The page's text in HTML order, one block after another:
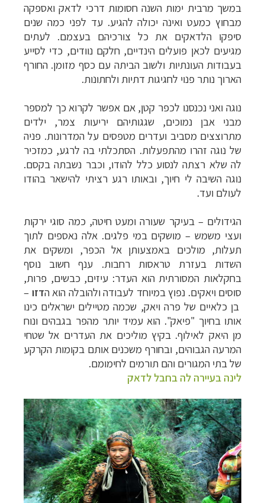
במשך מרבית ימות השנה חסומות דרכי לדאק ואספקה
מבחוץ כמעט ואינה יכולה להגיע. עד לפני כמה שנים
סיפקו הלדאקים את כל צורכיהם בעצמם. לעתים
מגיעים לכאן פועלים הינדיים, חלקם נוודים, כדי לסייע
בעבודות העונתיות ולשוב הביתה עם כסף מזומן. החורף
הארוך נותר פנוי לחגיגות דתיות ולחתונות.
נוגה ואני נכנסנו לכפר קטן, אם אפשר לקרוא כך למספר
מבני אבן נמוכים, שגגותיהם יריעות צמר, ילדים
מתרוצצים מסביב ועדרים מטפסים על המדרונות. פניה
של נוגה זהרו מהתפעלות. הסתכלתי בה לרגע, כמזכיר
לה שלא רצתה לנסוע כלל להודו, וכבר נשבתה בקסם.
נוגה השיבה לי חיוך, ובאותו רגע רציתי להישאר בהודו
לעולם ועד.
הגידולים– בעיקר שעורה ומעט חיטה, כמה סוגי ירקות
ועצי משמש –מושקים במי פלגים. אלה נאספים לתוך
תעלות, מולכים באמצעותן אל הכפר, ומשקים את
השדות בעזרת טראסות רחבות. ענף חשוב נוסף
בחקלאות המסורתית הוא העדר: עיזים, כבשים, פרות,
סוסים ויאקים. נפוץ במיוחד לעבודה ולהובלה הוא הדזו –
בן כלאיים של פרה ויאק, שכמה מטיילים ישראלים כינו
אותו בחיוך "פיאק". הוא עמיד יותר מהפר בגבהים ונוח
מן היאק לאילוף. בקיץ מוליכים את העדרים אל שטחי
המרעה הגבוהים, ובחורף משכנים אותם בקומות הקרקע
של בתי המגורים והם תורמים לחימומם.
לינה בעיירה לה בחבל לדאק
תכנון טיולים למזרח הרחוקלחצו לרשימת יעדים »
תכנוןטיולים לפולינזיה הצרפתית
ההצעות »